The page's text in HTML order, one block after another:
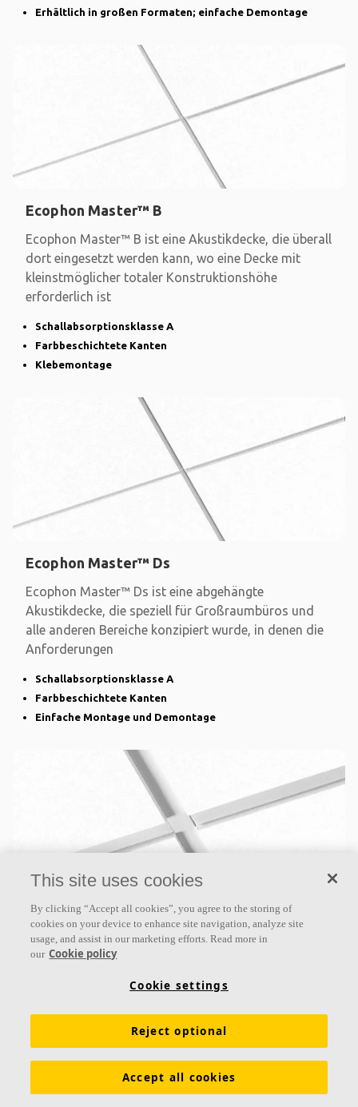
Erhältlich in großen Formaten; einfache Demontage
Ecophon Master™ B
Ecophon Master™ B ist eine Akustikdecke, die überall
dort eingesetzt werden kann, wo eine Decke mit
kleinstmöglicher totaler Konstruktionshöhe
erforderlich ist
Schallabsorptionsklasse A
Farbbeschichtete Kanten
Klebemontage
Ecophon Master™ Ds
Ecophon Master™ Ds ist eine abgehängte
Akustikdecke, die speziell für Großraumbüros und
alle anderen Bereiche konzipiert wurde, in denen die
Anforderungen
Schallabsorptionsklasse A
Farbbeschichtete Kanten
Einfache Montage und Demontage
Ecophon Master™ E
Ecophon Master ™ E ist eine abgehängte
Akustikdecke, die speziell für Großraumbüros und
alle anderen Bereiche konzipiert wurde, in denen die
Schallabsorptionsklasse A
Farbbeschichtete Kanten
This site uses cookies
By clicking “Accept all cookies”, you agree to the storing of
cookies on your device to enhance site navigation, analyze site
usage, and assist in our marketing efforts. Read more in
our Cookie policy
Cookie settings
Reject optional
Accept all cookies